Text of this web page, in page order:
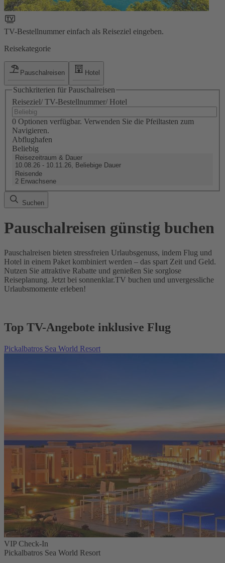
TV-Bestellnummer einfach als Reiseziel eingeben.
Reisekategorie
Pauschalreisen Hotel
Suchkriterien für Pauschalreisen
Reiseziel/ TV-Bestellnummer/ Hotel
0 Optionen verfügbar. Verwenden Sie die Pfeiltasten zum
Navigieren.
Abflughafen
Beliebig
Reisezeitraum & Dauer
10.08.26 - 10.11.26, Beliebige Dauer
Reisende
2 Erwachsene
Suchen
Pauschalreisen günstig buchen
Pauschalreisen bieten stressfreien Urlaubsgenuss, indem Flug und
Hotel in einem Paket kombiniert werden – das spart Zeit und Geld.
Nutzen Sie attraktive Rabatte und genießen Sie sorglose
Reiseplanung. Jetzt bei sonnenklar.TV buchen und unvergessliche
Urlaubsmomente erleben!
Top TV-Angebote inklusive Flug
Pickalbatros Sea World Resort
VIP Check-In
Pickalbatros Sea World Resort